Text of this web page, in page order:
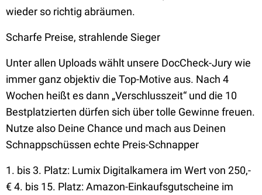
wieder so richtig abräumen.
Scharfe Preise, strahlende Sieger
Unter allen Uploads wählt unsere DocCheck-Jury wie
immer ganz objektiv die Top-Motive aus. Nach 4
Wochen heißt es dann „Verschlusszeit“ und die 10
Bestplatzierten dürfen sich über tolle Gewinne freuen.
Nutze also Deine Chance und mach aus Deinen
Schnappschüssen echte Preis-Schnapper
1. bis 3. Platz: Lumix Digitalkamera im Wert von 250,-
€ 4. bis 15. Platz: Amazon-Einkaufsgutscheine im